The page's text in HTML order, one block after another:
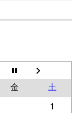
金
土
1